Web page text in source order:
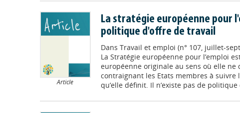
Article
La stratégie européenne pour
politique d'offre de travail
Dans Travail et emploi (n° 107, juillet-
La Stratégie européenne pour l’emploi
européenne originale au sens où elle ne
contraignant les Etats membres à suivre
qu’elle définit. Il n’existe pas de